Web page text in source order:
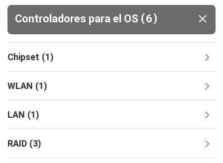
Controladores para el OS (6)
Chipset (1)
WLAN (1)
LAN (1)
RAID (3)